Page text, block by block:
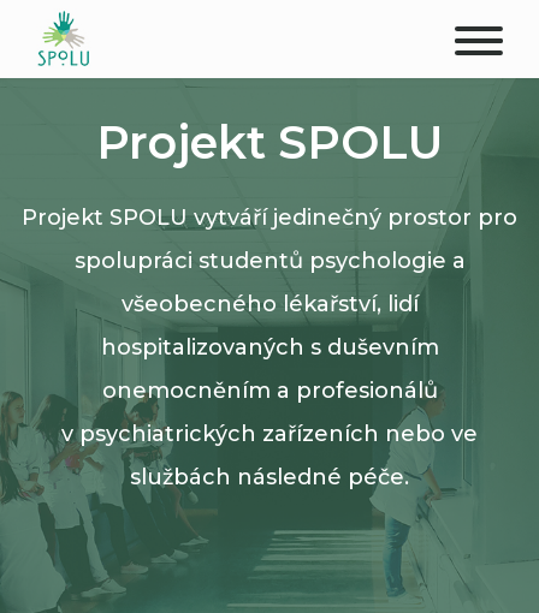
PŮSOBIŠTĚ
KLIENTI
PROFESIONÁLOVÉ
STUDENTI
Projekt SPOLU
Projekt SPOLU vytváří jedinečný prostor pro
spolupráci studentů psychologie a
všeobecného lékařství, lidí
hospitalizovaných s duševním
onemocněním a profesionálů
v psychiatrických zařízeních nebo ve
službách následné péče.